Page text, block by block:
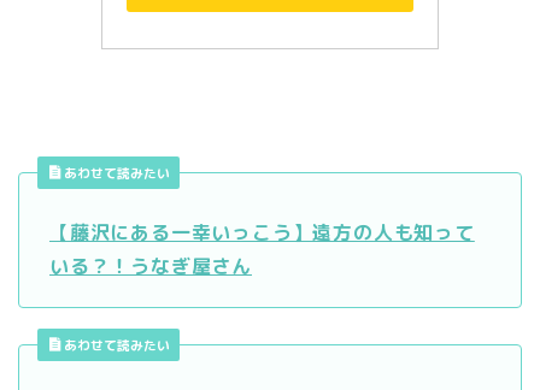
あわせて読みたい
【藤沢にある一幸いっこう】遠方の人も知って
いる？！うなぎ屋さん
あわせて読みたい